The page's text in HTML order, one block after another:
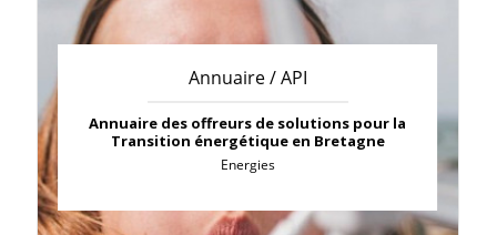
Annuaire / API
Annuaire des offreurs de solutions pour la
Transition énergétique en Bretagne
Energies